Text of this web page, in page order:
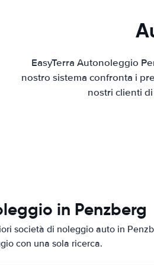
EasyTerra Autonoleggio
nostro sistema confronta i
nostri clienti
in Penzberg
società di noleggio auto in
con una sola ricerca.